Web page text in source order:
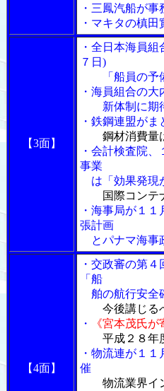
・三鳳汽船が事
・マキタの槙
【3面】
・全日本海員
７日)
「船員の予備
・海員組合の
新体制に期
・鉄鋼連盟が
鋼材消費量
・会計検査院
事業
は「効果発現
国際コンテ
・海事局が１
張計画
とパナマ海事
【4面】
・交政審の第
「船
舶の航行安全
今後講じる
・
《宮本茂氏が
平成２８年
・物流連が１
催
物流業界イ